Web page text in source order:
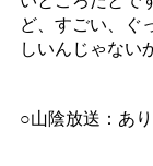
ど、すごい、ぐ
しいんじゃない
○山陰放送：あ